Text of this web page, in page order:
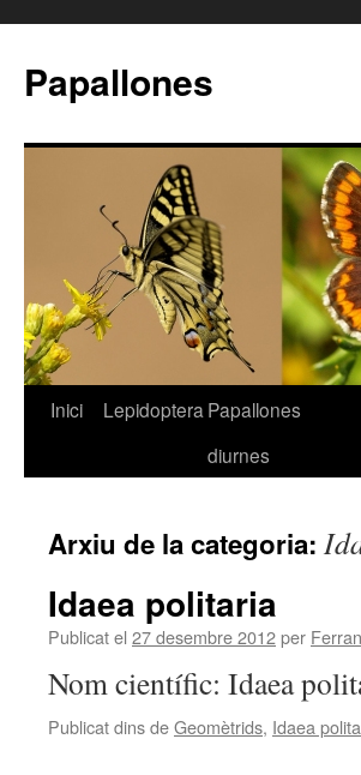
Papallones
Vés
Inici Lepidoptera Papallones
diurnes
Arxiu de la categoria:
Idaea politaria
Publicat el 27 desembre 2012per Ferran
Nom científic: Idaea
Publicat dins deGeomètrids, Idaea